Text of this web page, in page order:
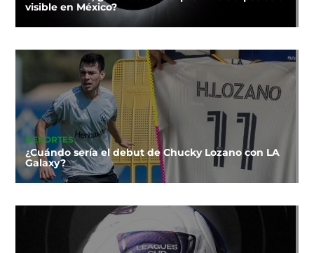
visible en México?
DEPORTES
¿Cuándo sería el debut de Chucky Lozano con LA
Galaxy?